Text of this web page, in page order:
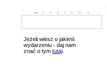
reklama
Jeżeli wiesz o jakimś
wydarzeniu - daj nam
znać o tym tutaj.